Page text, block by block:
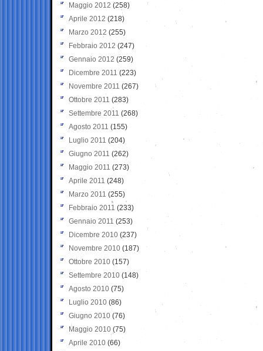
Maggio 2012 (258)
Aprile 2012 (218)
Marzo 2012 (255)
Febbraio 2012 (247)
Gennaio 2012 (259)
Dicembre 2011 (223)
Novembre 2011 (267)
Ottobre 2011 (283)
Settembre 2011 (268)
Agosto 2011 (155)
Luglio 2011 (204)
Giugno 2011 (262)
Maggio 2011 (273)
Aprile 2011 (248)
Marzo 2011 (255)
Febbraio 2011 (233)
Gennaio 2011 (253)
Dicembre 2010 (237)
Novembre 2010 (187)
Ottobre 2010 (157)
Settembre 2010 (148)
Agosto 2010 (75)
Luglio 2010 (86)
Giugno 2010 (76)
Maggio 2010 (75)
Aprile 2010 (66)